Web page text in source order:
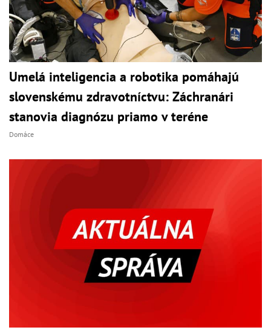
Umelá inteligencia a robotika pomáhajú
slovenskému zdravotníctvu: Záchranári
stanovia diagnózu priamo v teréne
Domáce